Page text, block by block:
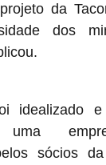
da
dos
idealizado
sócios